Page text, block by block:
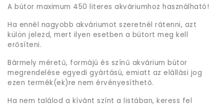
A bútor maximum 450 literes akváriumhoz használható!
Ha ennél nagyobb akváriumot szeretnél rátenni, azt
külön jelezd, mert ilyen esetben a bútort meg kell
erősíteni.
Bármely méretű, formájú és színű akvárium bútor
megrendelése egyedi gyártású, emiatt az elállási jog
ezen termék(ek)re nem érvényesíthető.
Ha nem találod a kívánt színt a listában, keress fel